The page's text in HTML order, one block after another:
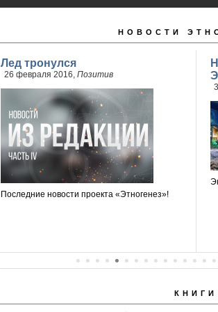
НОВОСТИ
Лед тронулся
26 февраля 2016, Позитив
Последние новости проекта «Этногенез»!
КНИГИ